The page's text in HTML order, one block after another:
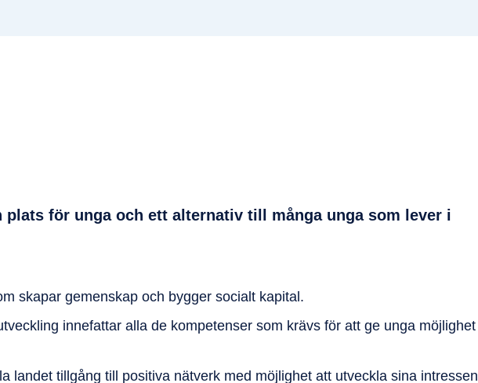
för unga och ett alternativ till många unga som lever i
skapar gemenskap och bygger socialt kapital.
innefattar alla de kompetenser som krävs för att ge unga möjlighet
landet tillgång till positiva nätverk med möjlighet att utveckla sina intressen